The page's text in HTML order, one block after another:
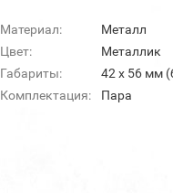
Материал:
Металл
Цвет:
Металлик
Габариты:
42 х 56 мм
Комплектация:
Пара